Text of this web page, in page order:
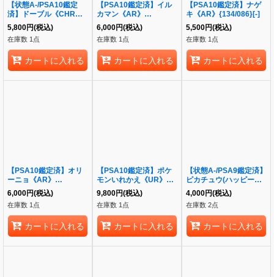
【状態A-/PSA10鑑定
済】ドーブル《CHR》
{073/068}[-]
5,800円(税込)
在庫数 1点
カートに入れる
【PSA10鑑定済】イル
カマン《AR》
{339/190}[-]
6,000円(税込)
在庫数 1点
カートに入れる
【PSA10鑑定済】ナゲ
キ《AR》{134/086}[-]
5,500円(税込)
在庫数 1点
カートに入れる
【PSA10鑑定済】オリ
ーニョ《AR》
{079/078}[-]
6,000円(税込)
在庫数 1点
カートに入れる
【PSA10鑑定済】ポケ
モンいれかえ《UR》
{209/165}[-]
9,800円(税込)
在庫数 1点
カートに入れる
【状態A-/PSA9鑑定済】
ピカチュウ(ハッピーセ
ットプロモ)《-》
{020/M-P}[-]
4,000円(税込)
在庫数 2点
カートに入れる